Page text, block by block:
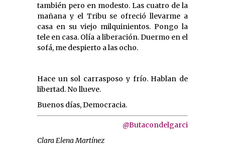
también pero en modesto. Las cuatro de la
mañana y el Tribu se ofreció llevarme a
casa en su viejo milquinientos. Pongo la
tele en casa. Olía a liberación. Duermo en el
sofá, me despierto a las ocho.
Hace un sol carrasposo y frío. Hablan de
libertad. No llueve.
Buenos días, Democracia.
@Butacondelgarci
Clara Elena Martínez